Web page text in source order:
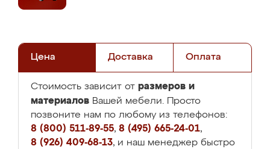
Цена Доставка Оплата
Стоимость зависит от размеров и
материалов Вашей мебели. Просто
позвоните нам по любому из телефонов:
8 (800) 511-89-55, 8 (495) 665-24-01,
8 (926) 409-68-13, и наш менеджер быстро